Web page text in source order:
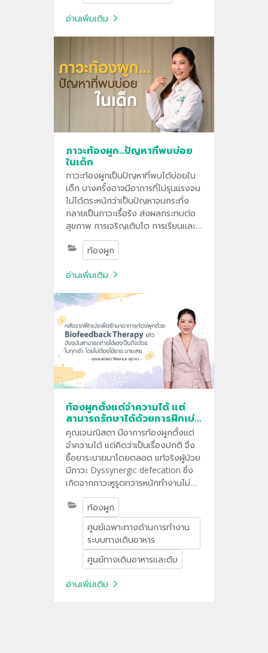
อ่านเพิ่มเติม
ภาวะท้องผูก...ปัญหาที่พบบ่อย
ในเด็ก
ภาวะท้องผูกเป็นปัญหาที่พบได้บ่อยใน
เด็ก บางครั้งอาจมีอาการที่ไม่รุนแรงจน
ไม่ได้ตระหนักว่าเป็นปัญหาจนกระทั่ง
กลายเป็นภาวะเรื้อรัง ส่งผลกระทบต่อ
สุขภาพ การเจริญเติบโต การเรียนและ
กิจวัตรประจำวัน
ท้องผูก
อ่านเพิ่มเติม
ท้องผูกตั้งแต่จำความได้ แต่
สามารถรักษาได้ด้วยการฝึกเบ่ง
(Biofeedback)
คุณเจนณิสตา มีอาการท้องผูกตั้งแต่
จำความได้ แต่คิดว่าเป็นเรื่องปกติ จึง
ซื้อยาระบายมาโดยตลอด แท้จริงผู้ป่วย
มีภาวะ Dyssynergic defecation ซึ่ง
เกิดจากภาวะหูรูดทวารหนักทำงานไม่
สัมพันธ์กับการสั่งการ ส่งผลให้มีอาการ
ท้องผูกเรื้อรัง ซึ่งรักษาได้โดยการฝึก
เบ่งให้ถูกวิธี
ท้องผูก
ศูนย์เฉพาะทางด้านการทำงาน
ระบบทางเดินอาหาร
ศูนย์ทางเดินอาหารและตับ
อ่านเพิ่มเติม